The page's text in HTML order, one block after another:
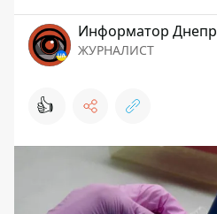
Информатор Днепр
ЖУРНАЛИСТ
👍